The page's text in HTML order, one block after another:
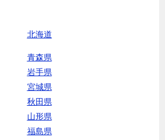
北海道
青森県
岩手県
宮城県
秋田県
山形県
福島県